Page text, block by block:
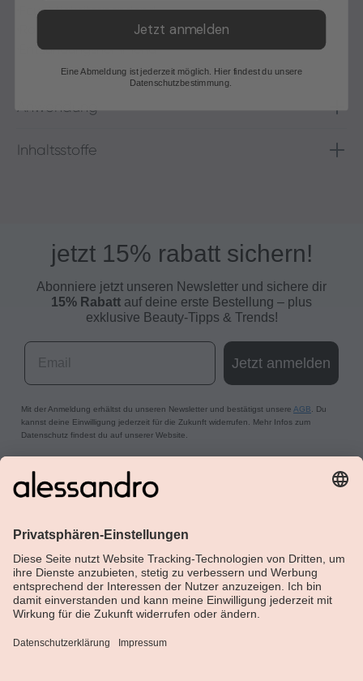
Feuchtigkeitsspendend
Entzündungshemmend
Anwendung
Inhaltsstoffe
jetzt 15% rabatt sichern!
Abonniere jetzt unseren Newsletter und sichere dir
15% Rabatt auf deine erste Bestellung – plus
exklusive Beauty-Tipps & Trends!
Email
Jetzt anmelden
Mit der Anmeldung erhältst du unseren Newsletter und bestätigst unsere AGB . Du
kannst deine Einwilligung jederzeit für die Zukunft widerrufen. Mehr Infos zum
Datenschutz findest du auf unserer Website.
Über Alessandro
Shop
Jetzt anmelden
Eine Abmeldung ist jederzeit möglich. Hier findest du unsere
Datenschutzbestimmung.